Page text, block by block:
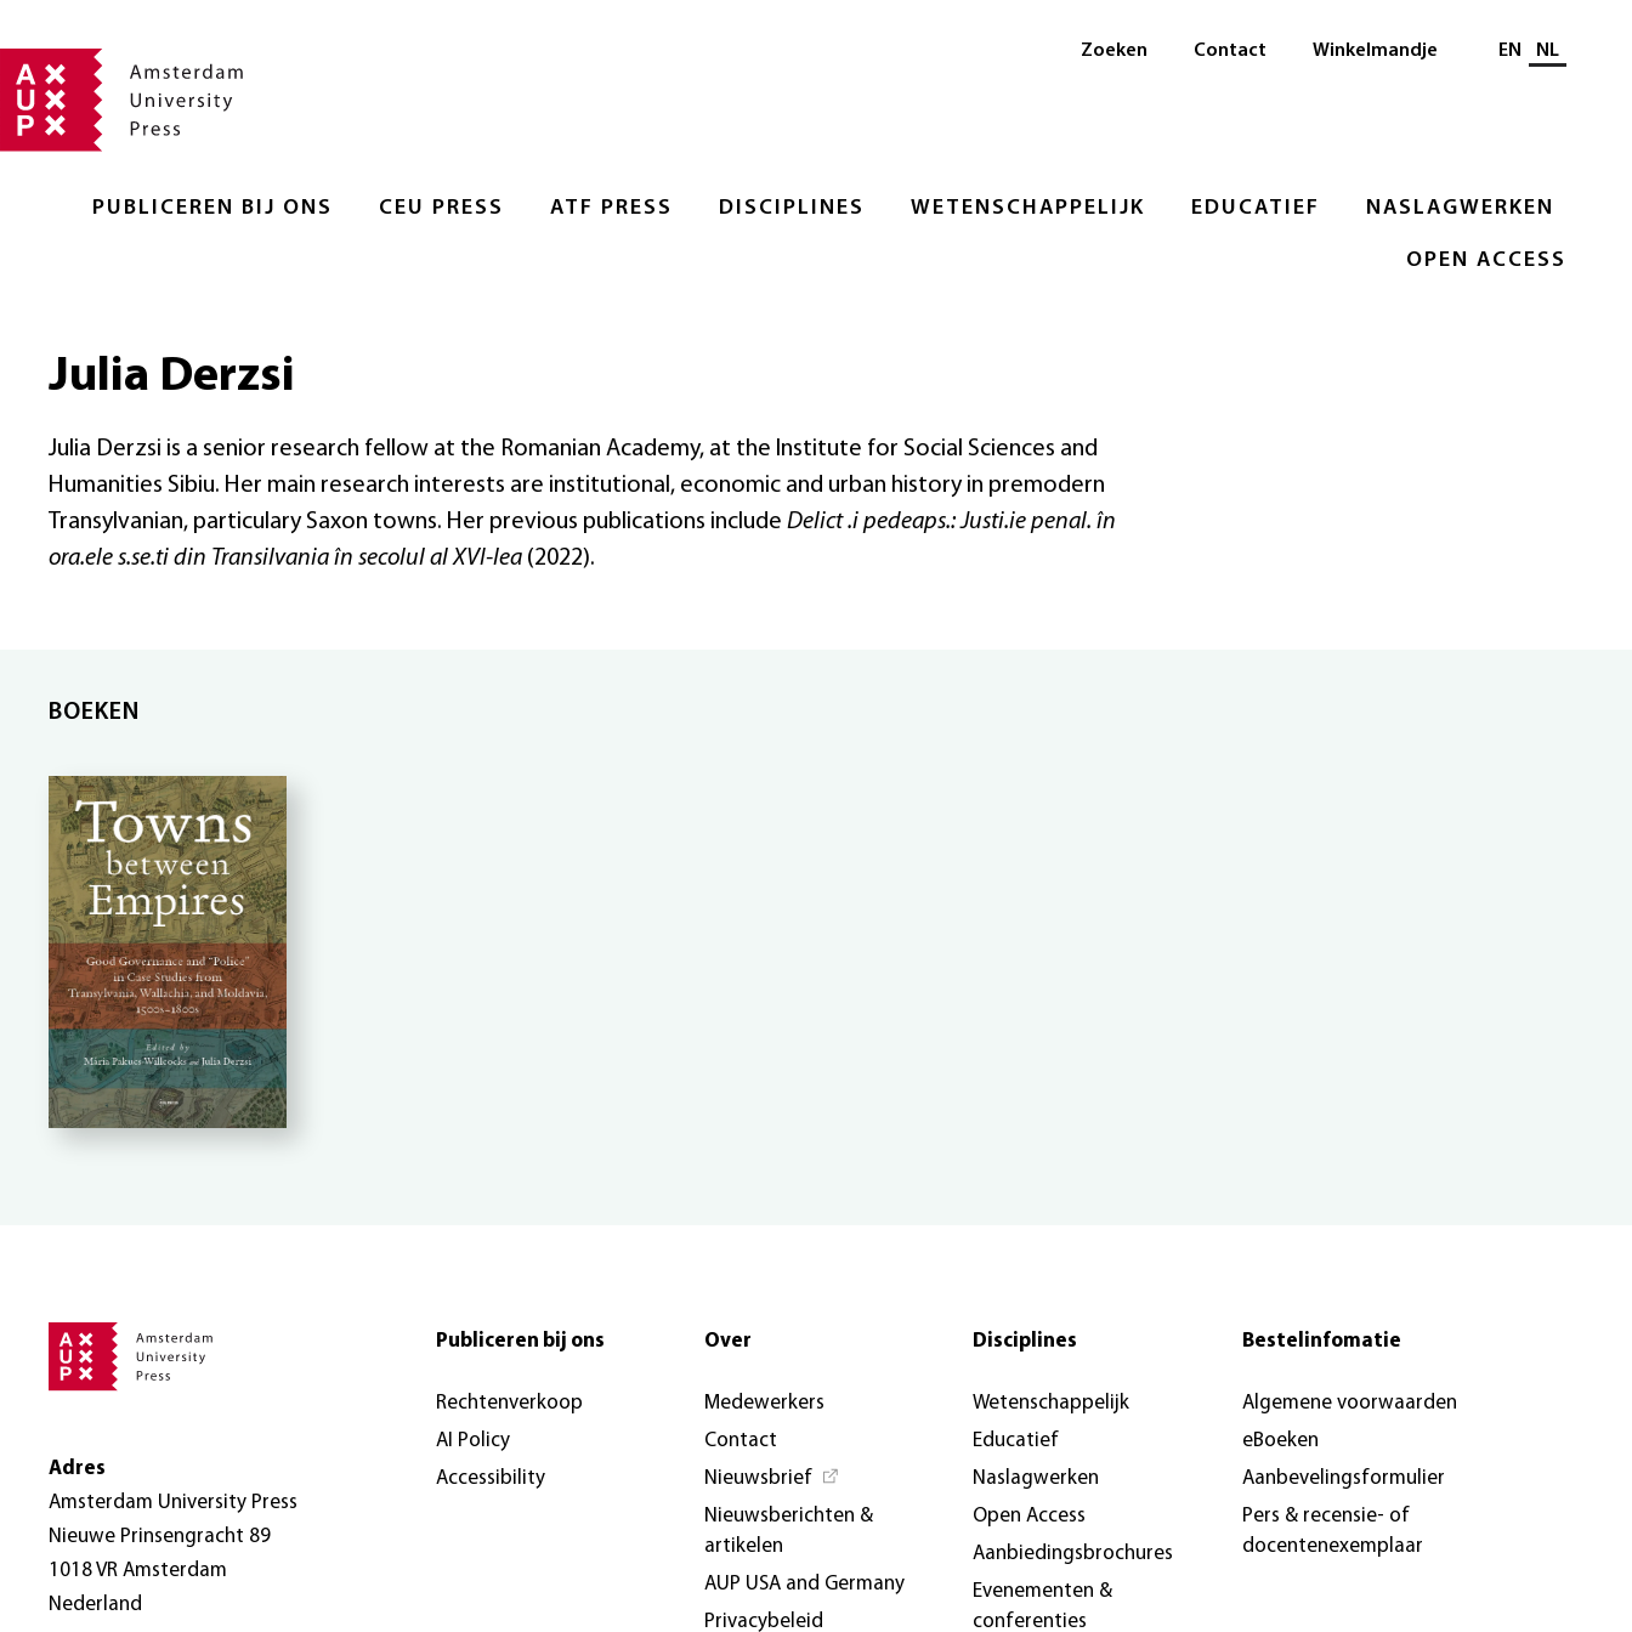
PUBLICEREN BIJ ONS CEU PRESS ATF PRESS DISCIPLINES WETENSCHAPPELIJK EDUCATIEF NASLAGWERKEN
OPEN ACCESS
Zoeken Contact Winkelmandje Selecteer taal
EN NL
Julia Derzsi
Julia Derzsi is a senior research fellow at the Romanian Academy, at the Institute for Social Sciences and
Humanities Sibiu. Her main research interests are institutional, economic and urban history in premodern
Transylvanian, particulary Saxon towns. Her previous publications include Delict .i pedeaps.: Justi.ie penal. în
ora.ele s.se.ti din Transilvania în secolul al XVI-lea (2022).
BOEKEN
Adres
Amsterdam University Press
Nieuwe Prinsengracht 89
1018 VR Amsterdam
Nederland
Publiceren bij ons
Rechtenverkoop
AI Policy
Accessibility
Over
Medewerkers
Contact
Nieuwsbrief
Nieuwsberichten &
artikelen
AUP USA and Germany
Privacybeleid
Disciplines
Wetenschappelijk
Educatief
Naslagwerken
Open Access
Aanbiedingsbrochures
Evenementen &
conferenties
Bestelinfomatie
Algemene voorwaarden
eBoeken
Aanbevelingsformulier
Pers & recensie- of
docentenexemplaar